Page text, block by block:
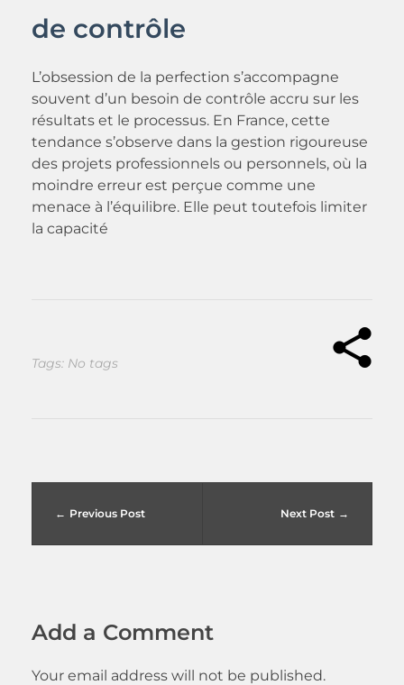
de contrôle
L’obsession de la perfection s’accompagne
souvent d’un besoin de contrôle accru sur les
résultats et le processus. En France, cette
tendance s’observe dans la gestion rigoureuse
des projets professionnels ou personnels, où la
moindre erreur est perçue comme une
menace à l’équilibre. Elle peut toutefois limiter
la capacité
Tags: No tags
Previous Post Next Post
Add a Comment
Your email address will not be published.